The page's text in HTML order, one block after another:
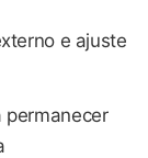
e ajuste
permanecer